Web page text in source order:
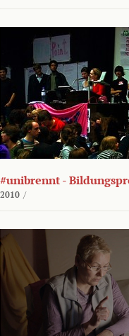
#unibrennt -
2010 /